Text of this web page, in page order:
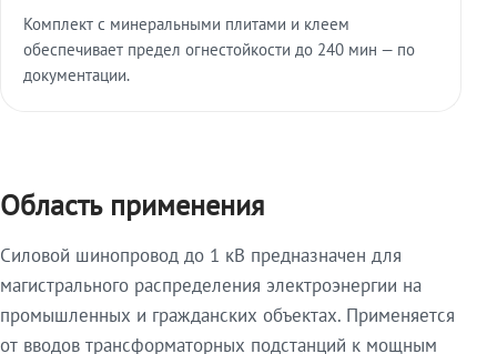
Комплект с минеральными плитами и клеем
обеспечивает предел огнестойкости до 240 мин — по
документации.
Область применения
Силовой шинопровод до 1 кВ предназначен для
магистрального распределения электроэнергии на
промышленных и гражданских объектах. Применяется
от вводов трансформаторных подстанций к мощным